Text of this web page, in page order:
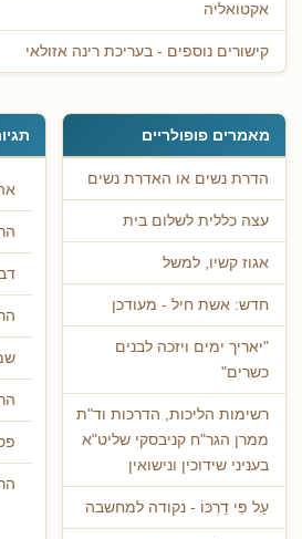
אקטואליה
קישורים נוספים - בעריכת רינה אזולאי
מאמרים פופולריים
הדרת נשים או האדרת נשים
עצה כללית לשלום בית
אגוז קשיו, למשל
חדש: אשת חיל - מעודכן
"יאריך ימים ויזכה לבנים
כשרים"
רשימות הליכות, הדרכות וד"ת
ממרן הגר"ח קניבסקי שליט"א
בעניני שידוכין ונישואין
עַל פִּי דַרְכּוֹ - נקודה למחשבה